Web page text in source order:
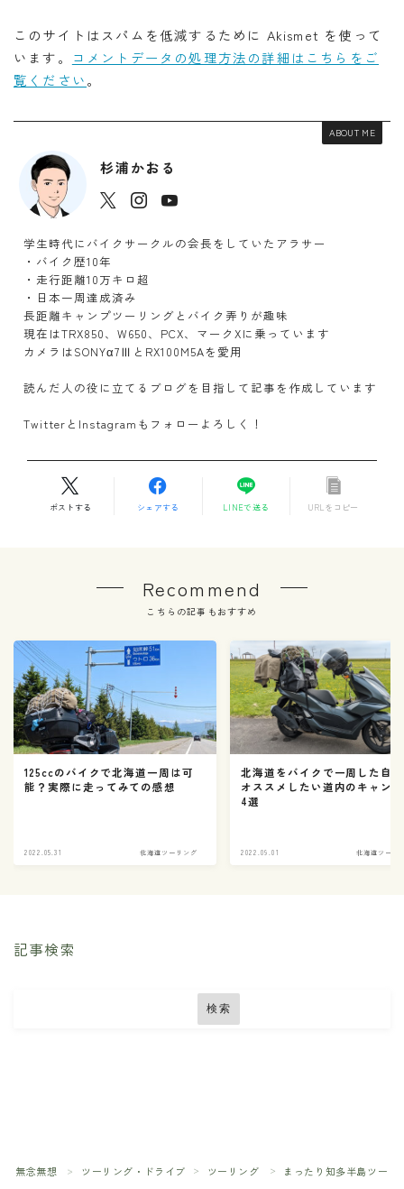
このサイトはスパムを低減するために Akismet を使って
います。
コメントデータの処理方法の詳細はこちらをご
覧ください。
ABOUT ME
杉浦かおる
学生時代にバイクサークルの会長をしていたアラサー
・バイク歴10年
・走行距離10万キロ超
・日本一周達成済み
長距離キャンプツーリングとバイク弄りが趣味
現在はTRX850、W650、PCX、マークXに乗っています
カメラはSONYα7ⅢとRX100M5Aを愛用
読んだ人の役に立てるブログを目指して記事を作成しています
TwitterとInstagramもフォローよろしく！
ポストする シェアする LINEで送る URLをコピー
Recommend
こちらの記事もおすすめ
125ccのバイクで北海道一周は可
能？実際に走ってみての感想
2022.05.31 北海道ツーリング
北海道をバイクで一周した自
オススメしたい道内のキャン
4選
2022.09.01 北海道ツーリ
記事検索
検索
無念無想 ＞ ツーリング・ドライブ ＞ ツーリング ＞ まったり知多半島ツーリ